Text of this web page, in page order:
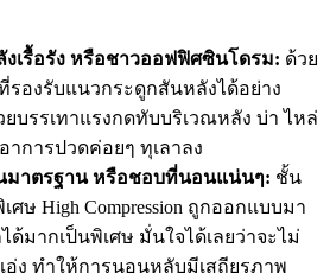
เรื้อรัง หรือชาวออฟฟิศซินโดรม: ด้วย
รองรับแนวกระดูกสันหลังได้อย่าง
บรรเทาแรงกดทับบริเวณหลัง บ่า ไหล่
าการปวดค่อยๆ ทุเลาลง
มาตรฐาน หรือชอบที่นอนแน่นๆ: ชั้น
ศษ High Compression ถูกออกแบบมา
ด้มากเป็นพิเศษ มั่นใจได้เลยว่าจะไม่
อ่ง ทำให้การนอนหลับมีเสถียรภาพ